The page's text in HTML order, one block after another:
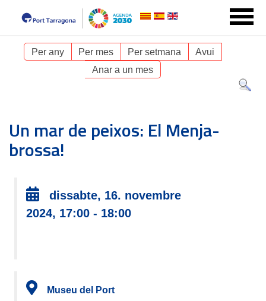
Per any Per mes Per setmana
Avui
Anar a un mes
Un mar de peixos: El Menja-
brossa!
dissabte, 16. novembre
2024, 17:00 - 18:00
Museu del Port